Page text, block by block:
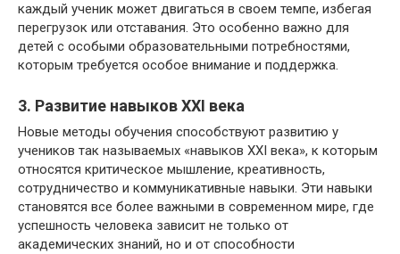
каждый ученик может двигаться в своем темпе, избегая
перегрузок или отставания. Это особенно важно для
детей с особыми образовательными потребностями,
которым требуется особое внимание и поддержка.
3. Развитие навыков XXI века
Новые методы обучения способствуют развитию у
учеников так называемых «навыков XXI века», к которым
относятся критическое мышление, креативность,
сотрудничество и коммуникативные навыки. Эти навыки
становятся все более важными в современном мире, где
успешность человека зависит не только от
академических знаний, но и от способности